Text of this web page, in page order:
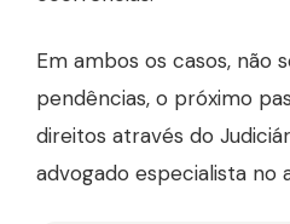
Em ambos os casos, não
pendências, o próximo
direitos através do
advogado especialista no